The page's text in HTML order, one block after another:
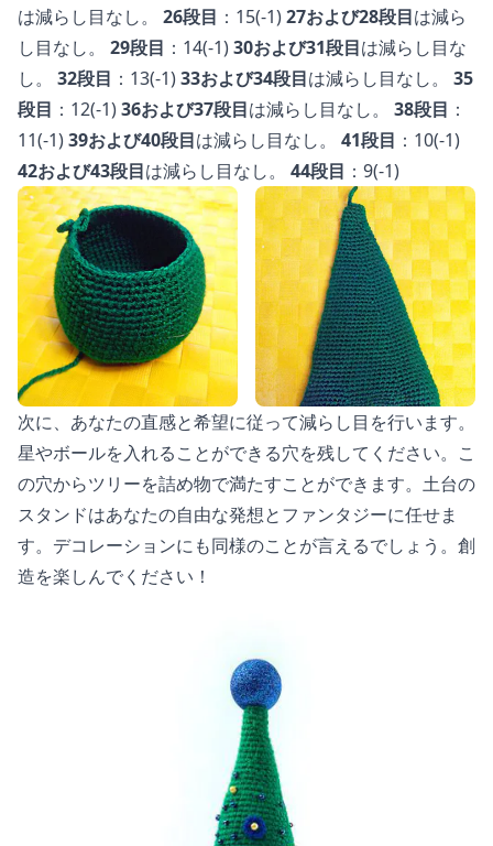
は減らし目なし。 26段目 ：15(-1)27および28段目は減ら
し目なし。 29段目 ：14(-1)30および31段目は減らし目な
し。 32段目 ：13(-1)33および34段目は減らし目なし。 35
段目 ：12(-1)36および37段目は減らし目なし。 38段目 ：
11(-1)39および40段目は減らし目なし。 41段目 ：10(-1)
42および43段目は減らし目なし。 44段目 ：9(-1)
次に、あなたの直感と希望に従って減らし目を行います。
星やボールを入れることができる穴を残してください。こ
の穴からツリーを詰め物で満たすことができます。土台の
スタンドはあなたの自由な発想とファンタジーに任せま
す。デコレーションにも同様のことが言えるでしょう。創
造を楽しんでください！